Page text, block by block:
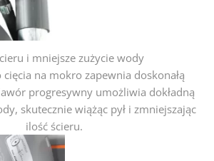
i mniejsze zużycie wody
cięcia na mokro zapewnia doskonałą
progresywny umożliwia dokładną
skutecznie wiążąc pył i zmniejszając
ilość ścieru.